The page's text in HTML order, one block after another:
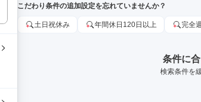
こだわり条件の追加設定を忘れていませんか？
土日祝休み 年間休日120日以上 完全
条件に
検索条件を